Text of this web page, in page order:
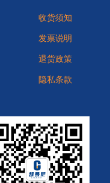
收货须知
发票说明
退货政策
隐私条款